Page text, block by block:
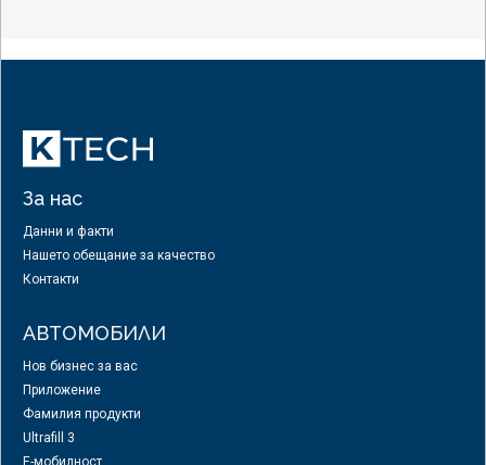
За нас
Данни и факти
Нашето обещание за качество
Контакти
АВТОМОБИЛИ
Нов бизнес за вас
Приложение
Фамилия продукти
Ultrafill 3
E-мобилност